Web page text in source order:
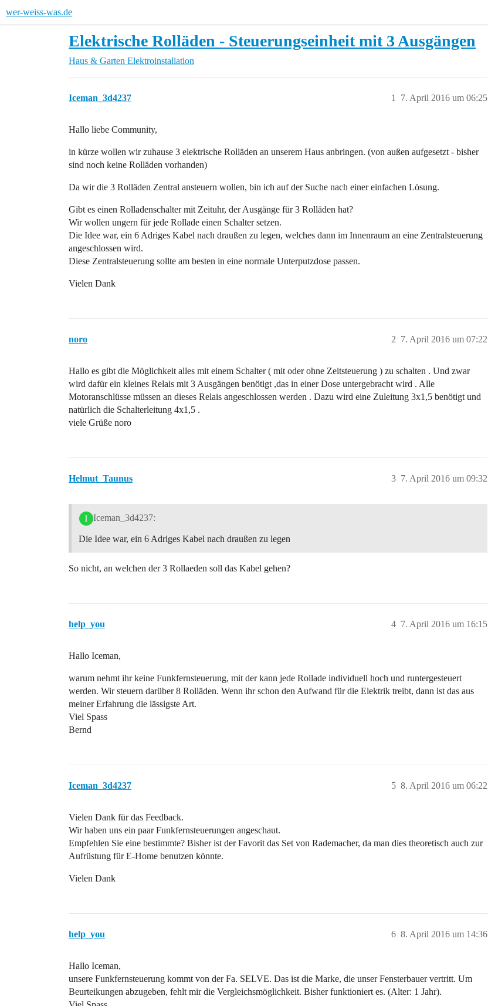
wer-weiss-was.de
Elektrische Rolläden - Steuerungseinheit mit 3 Ausgängen
Haus & Garten Elektroinstallation
Iceman_3d4237 7. April 2016 um 06:25
1
Hallo liebe Community,
in kürze wollen wir zuhause 3 elektrische Rolläden an unserem Haus anbringen. (von außen aufgesetzt - bisher
sind noch keine Rolläden vorhanden)
Da wir die 3 Rolläden Zentral ansteuern wollen, bin ich auf der Suche nach einer einfachen Lösung.
Gibt es einen Rolladenschalter mit Zeituhr, der Ausgänge für 3 Rolläden hat?
Wir wollen ungern für jede Rollade einen Schalter setzen.
Die Idee war, ein 6 Adriges Kabel nach draußen zu legen, welches dann im Innenraum an eine Zentralsteuerung
angeschlossen wird.
Diese Zentralsteuerung sollte am besten in eine normale Unterputzdose passen.
Vielen Dank
noro 7. April 2016 um 07:22
2
Hallo es gibt die Möglichkeit alles mit einem Schalter ( mit oder ohne Zeitsteuerung ) zu schalten . Und zwar
wird dafür ein kleines Relais mit 3 Ausgängen benötigt ,das in einer Dose untergebracht wird . Alle
Motoranschlüsse müssen an dieses Relais angeschlossen werden . Dazu wird eine Zuleitung 3x1,5 benötigt und
natürlich die Schalterleitung 4x1,5 .
viele Grüße noro
Helmut_Taunus 7. April 2016 um 09:32
3
Iceman_3d4237:
Die Idee war, ein 6 Adriges Kabel nach draußen zu legen
So nicht, an welchen der 3 Rollaeden soll das Kabel gehen?
help_you 7. April 2016 um 16:15
4
Hallo Iceman,
warum nehmt ihr keine Funkfernsteuerung, mit der kann jede Rollade individuell hoch und runtergesteuert
werden. Wir steuern darüber 8 Rolläden. Wenn ihr schon den Aufwand für die Elektrik treibt, dann ist das aus
meiner Erfahrung die lässigste Art.
Viel Spass
Bernd
Iceman_3d4237 8. April 2016 um 06:22
5
Vielen Dank für das Feedback.
Wir haben uns ein paar Funkfernsteuerungen angeschaut.
Empfehlen Sie eine bestimmte? Bisher ist der Favorit das Set von Rademacher, da man dies theoretisch auch zur
Aufrüstung für E-Home benutzen könnte.
Vielen Dank
help_you 8. April 2016 um 14:36
6
Hallo Iceman,
unsere Funkfernsteuerung kommt von der Fa. SELVE. Das ist die Marke, die unser Fensterbauer vertritt. Um
Beurteikungen abzugeben, fehlt mir die Vergleichsmöglichkeit. Bisher funktioniert es. (Alter: 1 Jahr).